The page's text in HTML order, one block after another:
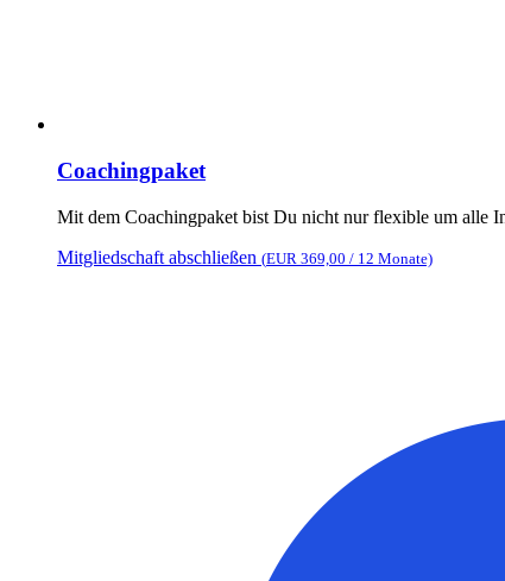
Coachingpaket
Mit dem Coachingpaket bist Du nicht nur flexible um alle
Mitgliedschaft abschließen (EUR 369,00 / 12 Monate)